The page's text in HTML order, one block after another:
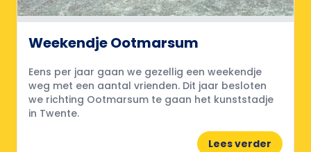
Weekendje Ootmarsum
Eens per jaar gaan we gezellig een weekendje
weg met een aantal vrienden. Dit jaar besloten
we richting Ootmarsum te gaan het kunststadje
in Twente.
Lees verder